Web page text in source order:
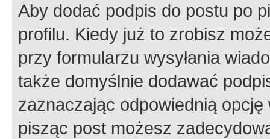
Aby dodać podpis do postu po
profilu. Kiedy już to zrobisz
przy formularzu wysyłania
także domyślnie dodawać
zaznaczając odpowiednią
pisząc post możesz